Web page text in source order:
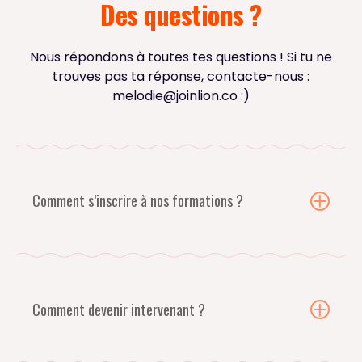
Des questions ?
Nous répondons à toutes tes questions ! Si tu ne
trouves pas ta réponse, contacte-nous :
melodie@joinlion.co:)
Comment s’inscrire à nos formations ?
Pour la plupart de nos formations, notamment
s’inscrire.
Comment devenir intervenant ?
Vous souhaitez intervenir sur l'un des